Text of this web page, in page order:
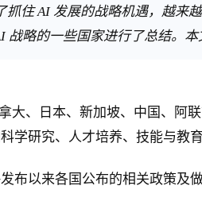
住 AI 发展的战略机遇，越
略的一些国家进行了总结。本
大、日本、新加坡、中国、阿
研究、人才培养、技能与教
布以来各国公布的相关政策及做